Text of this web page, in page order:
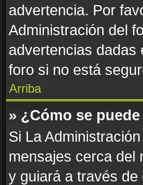
advertencia. Por
Administración del
advertencias dadas
foro si no está
Arriba
» ¿Cómo se
Si La
mensajes cerca del
y guiará a través